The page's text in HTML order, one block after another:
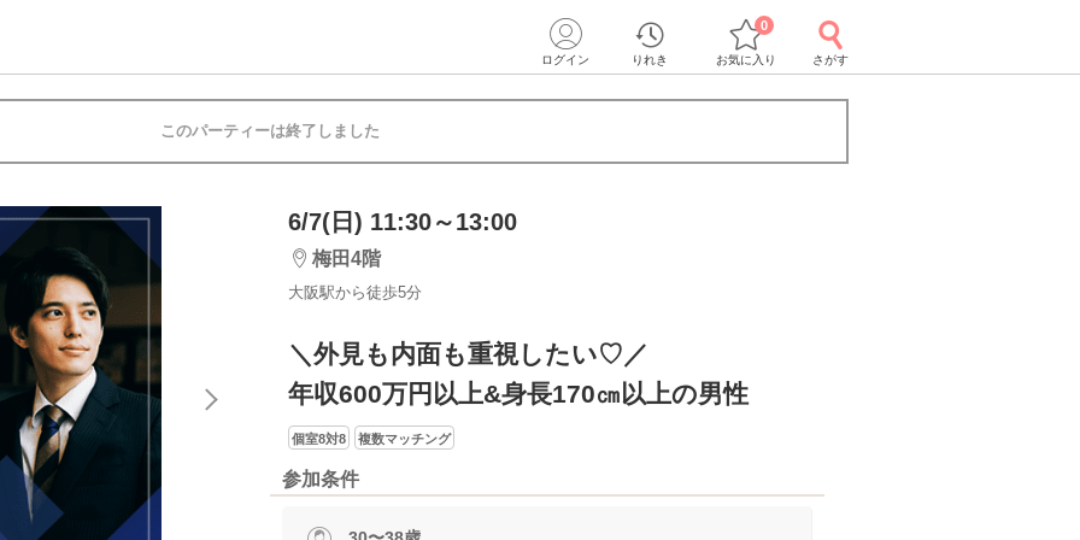
ログイン りれき お気に入り
0
さがす
このパーティーは終了しました
6/7(日) 11:30～13:00
梅田4階
大阪駅から徒歩5分
＼外見も内面も重視したい♡／
年収600万円以上&身長170㎝以上の男性
個室8対8 複数マッチング
参加条件